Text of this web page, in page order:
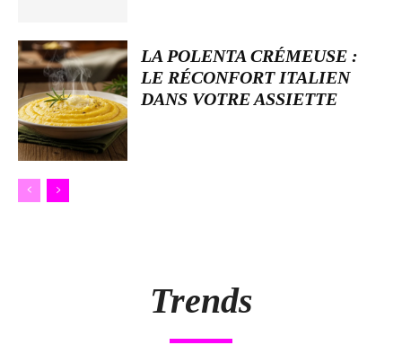
LA POLENTA CRÉMEUSE :
LE RÉCONFORT ITALIEN
DANS VOTRE ASSIETTE
Trends